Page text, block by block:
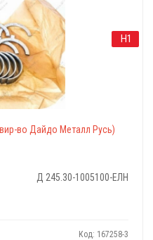
во Дайдо Металл Русь)
Д 245.30-1005100-ЕЛН
Код: 167258-3
Н1